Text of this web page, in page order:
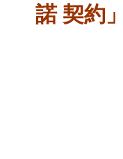
諾 契約」